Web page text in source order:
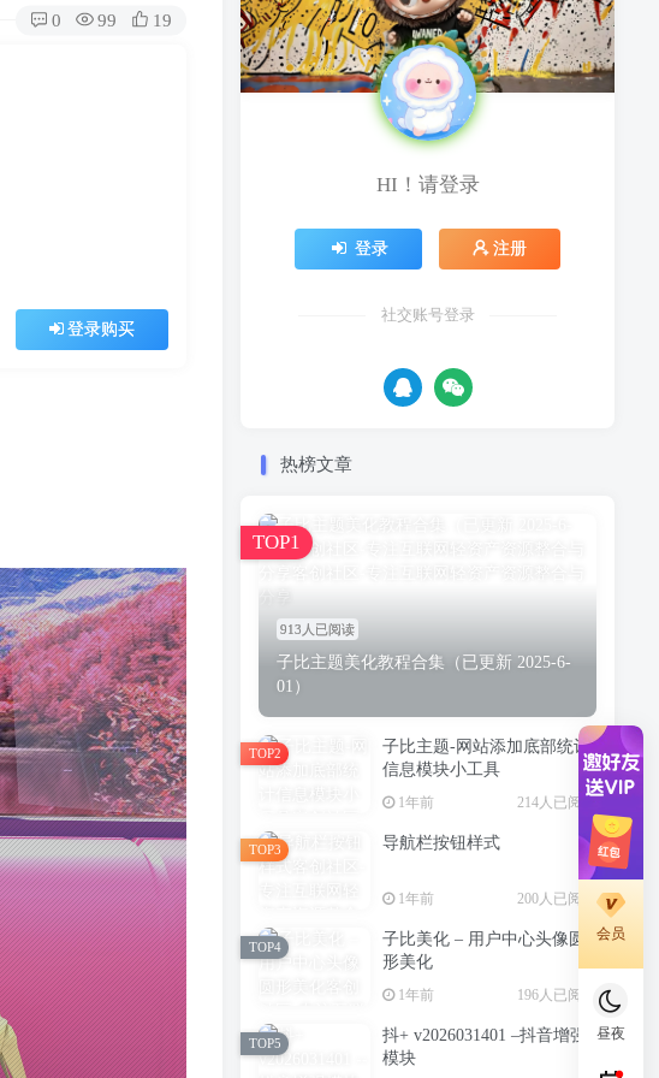
0 99 19
登录购买
HI！请登录
登录 注册
社交账号登录
热榜文章
913人已阅读
子比主题美化教程合集（已更新 2025-6-
01）
TOP1
子比主题-网站添加底部统计
信息模块小工具
1年前 214人已阅读
TOP2
导航栏按钮样式
1年前 200人已阅读
TOP3
子比美化 – 用户中心头像圆
形美化
1年前 196人已阅读
TOP4
抖+ v2026031401 –抖音增强
模块
TOP5
会员
昼夜